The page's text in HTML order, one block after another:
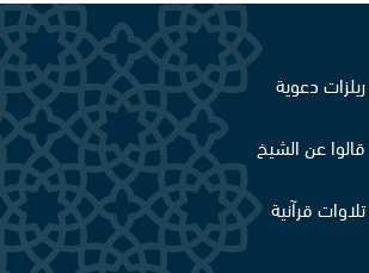
ريلزات دعوية
قالوا عن الشيخ
تلاوات قرآنية